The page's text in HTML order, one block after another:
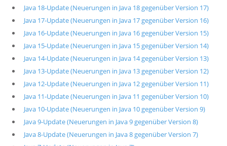
Java 18-Update (Neuerungen in Java 18 gegenüber Version 17)
Java 17-Update (Neuerungen in Java 17 gegenüber Version 16)
Java 16-Update (Neuerungen in Java 16 gegenüber Version 15)
Java 15-Update (Neuerungen in Java 15 gegenüber Version 14)
Java 14-Update (Neuerungen in Java 14 gegenüber Version 13)
Java 13-Update (Neuerungen in Java 13 gegenüber Version 12)
Java 12-Update (Neuerungen in Java 12 gegenüber Version 11)
Java 11-Update (Neuerungen in Java 11 gegenüber Version 10)
Java 10-Update (Neuerungen in Java 10 gegenüber Version 9)
Java 9-Update (Neuerungen in Java 9 gegenüber Version 8)
Java 8-Update (Neuerungen in Java 8 gegenüber Version 7)